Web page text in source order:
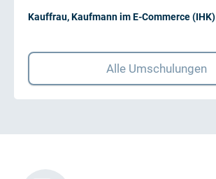
Kauffrau, Kaufmann im E-Commerce (IHK)
Alle Umschulungen